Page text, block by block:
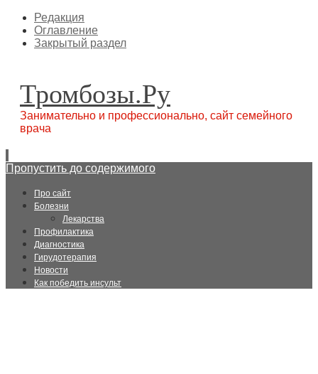
Редакция
Оглавление
Закрытый раздел
Тромбозы.Ру
Занимательно и профессионально, сайт семейного
врача
Пропустить до содержимого
Про сайт
Болезни
Лекарства
Профилактика
Диагностика
Гирудотерапия
Новости
Как победить инсульт